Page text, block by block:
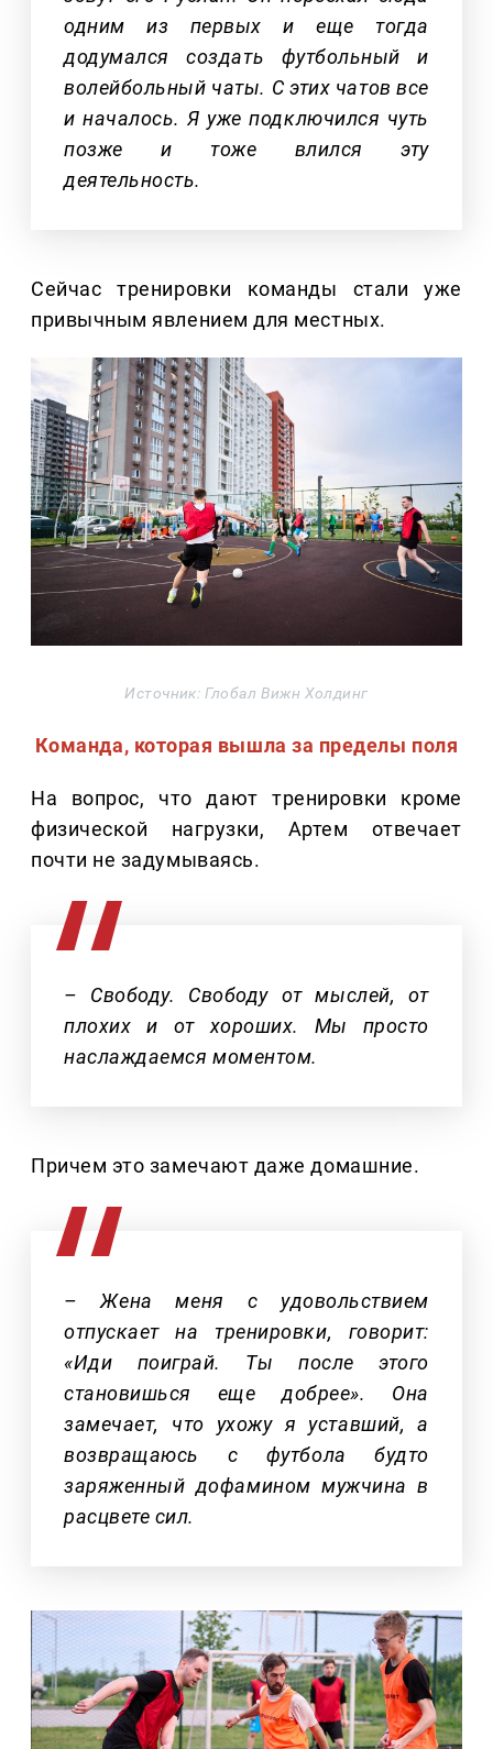
одним из первых и еще тогда
додумался создать футбольный и
волейбольный чаты. С этих чатов все
и началось. Я уже подключился чуть
позже и тоже влился эту
деятельность.
Сейчас тренировки команды стали уже
привычным явлением для местных.
Источник: Глобал Вижн Холдинг
Команда, которая вышла за пределы поля
На вопрос, что дают тренировки кроме
физической нагрузки, Артем отвечает
почти не задумываясь.
– Свободу. Свободу от мыслей, от
плохих и от хороших. Мы просто
наслаждаемся моментом.
Причем это замечают даже домашние.
– Жена меня с удовольствием
отпускает на тренировки, говорит:
«Иди поиграй. Ты после этого
становишься еще добрее». Она
замечает, что ухожу я уставший, а
возвращаюсь с футбола будто
заряженный дофамином мужчина в
расцвете сил.